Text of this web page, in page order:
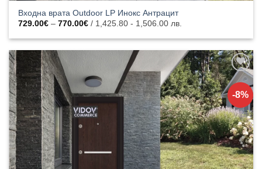
Входна врата Outdoor LP Инокс Антрацит
729.00€ – 770.00€Price
729.00€
/ 1,425.80 - 1,506.00 лв.
-8%
Добавяне
към
списъка с
харесани
продукти